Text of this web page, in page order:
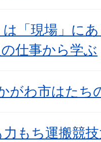
「現場」に
仕事から学ぶ
がわ市はたち
もち運搬競